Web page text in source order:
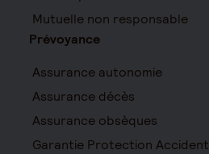
Mutuelle non responsable
Prévoyance
Assurance autonomie
Assurance décès
Assurance obsèques
Garantie Protection Accident